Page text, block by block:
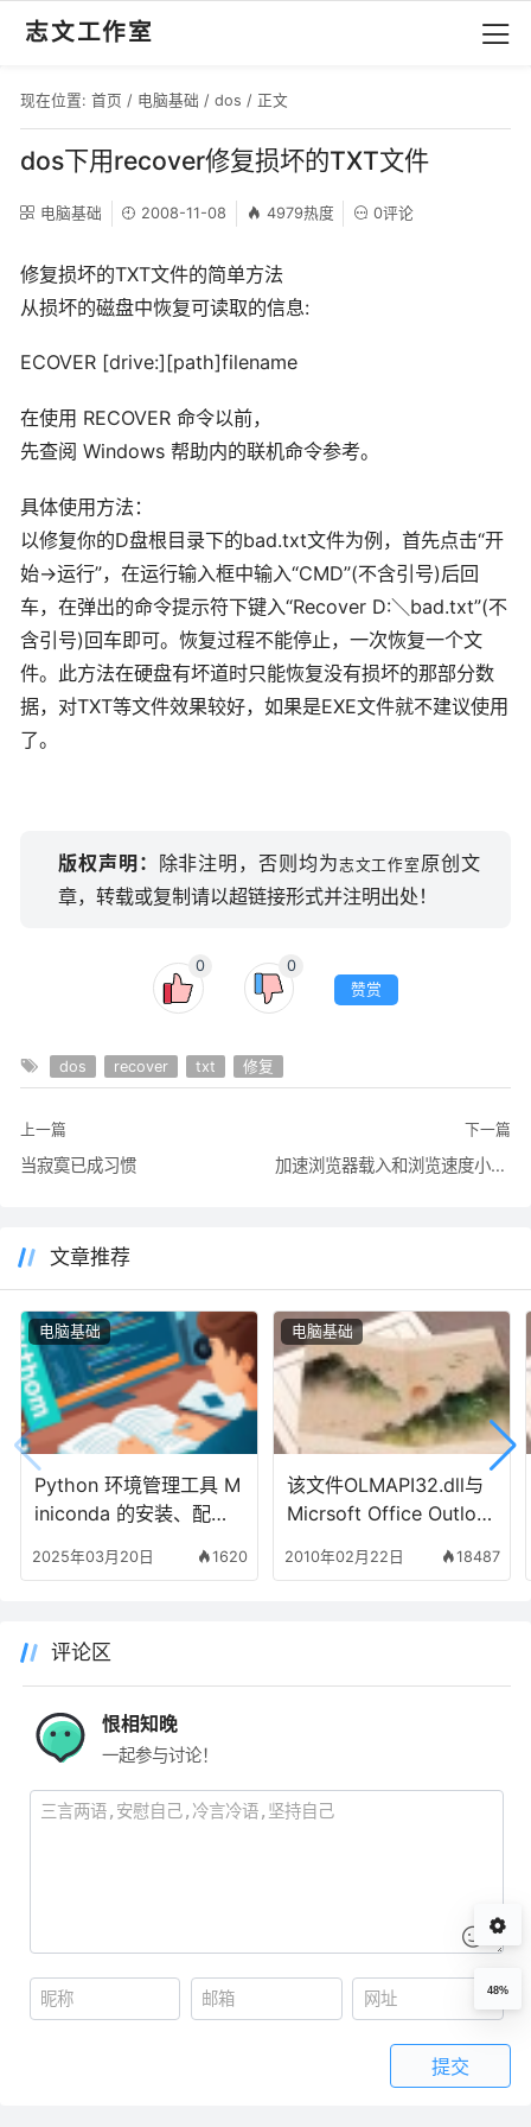
志文工作室
现在位置: 首页 / 电脑基础 / dos / 正文
dos下用recover修复损坏的TXT文件
电脑基础 2008-11-08 4979热度 0评论
修复损坏的TXT文件的简单方法
从损坏的磁盘中恢复可读取的信息:
ECOVER [drive:][path]filename
在使用 RECOVER 命令以前，
先查阅 Windows 帮助内的联机命令参考。
具体使用方法：
以修复你的D盘根目录下的bad.txt文件为例，首先点击“开
始→运行”，在运行输入框中输入“CMD”(不含引号)后回
车，在弹出的命令提示符下键入“Recover D:＼bad.txt”(不
含引号)回车即可。恢复过程不能停止，一次恢复一个文
件。此方法在硬盘有坏道时只能恢复没有损坏的那部分数
据，对TXT等文件效果较好，如果是EXE文件就不建议使用
了。
版权声明： 除非注明，否则均为志文工作室 原创文
章，转载或复制请以超链接形式并注明出处！
0
0
赞赏
dos recover txt 修复
上一篇
当寂寞已成习惯
下一篇
加速浏览器载入和浏览速度小技巧
文章推荐
Python 环境管理工具 M
iniconda 的安装、配置
2025年03月20日 1620
电脑基础
该文件OLMAPI32.dll与
Micrsoft Office Outloo
2010年02月22日 18487
电脑基础
评论区
恨相知晚
一起参与讨论！
提交
48%